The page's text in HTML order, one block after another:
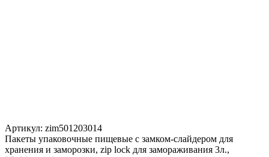
Артикул: zim501203014
Пакеты упаковочные пищевые с замком-слайдером для
хранения и заморозки, zip lock для замораживания 3л.,